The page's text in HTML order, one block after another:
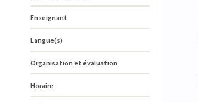
Enseignant
Langue(s)
Organisation et évaluation
Horaire